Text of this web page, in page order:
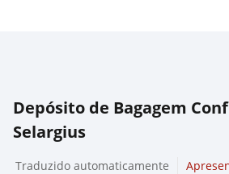
Depósito de Bagagem
Selargius
Traduzido automaticamente